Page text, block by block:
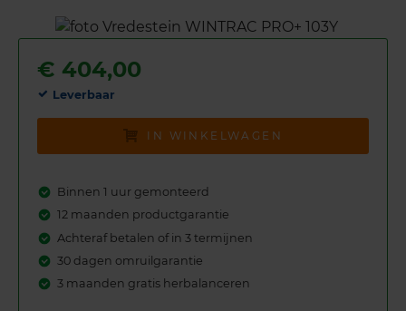
€ 404,00
Leverbaar
IN WINKELWAGEN
Binnen 1 uur gemonteerd
12 maanden productgarantie
Achteraf betalen of in 3 termijnen
30 dagen omruilgarantie
3 maanden gratis herbalanceren